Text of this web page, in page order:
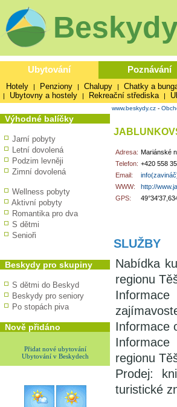
Ubytování Poznávání
Hotely | Penziony | Chalupy | Chatky a
| Ubytovny a hostely | Rekreační střediska |
Výhodné balíčky
Jarní pobyty
Letní dovolená
Podzim levněji
Zimní dovolená
Wellness pobyty
Aktivní pobyty
Romantika pro dva
S dětmi
Senioři
Beskydy pro skupiny
S dětmi do Beskyd
Beskydy pro seniory
Po stopách piva
Nově přidáno
Přidat nové ubytování
Ubytování v Beskydech
www.beskydy.cz -
Adresa: Mariánské
Telefon: +420 558
Email:
WWW:
http://
GPS:
SLUŽBY
Nabídka
regionu
Informace
regionu
Prodej:
turistické